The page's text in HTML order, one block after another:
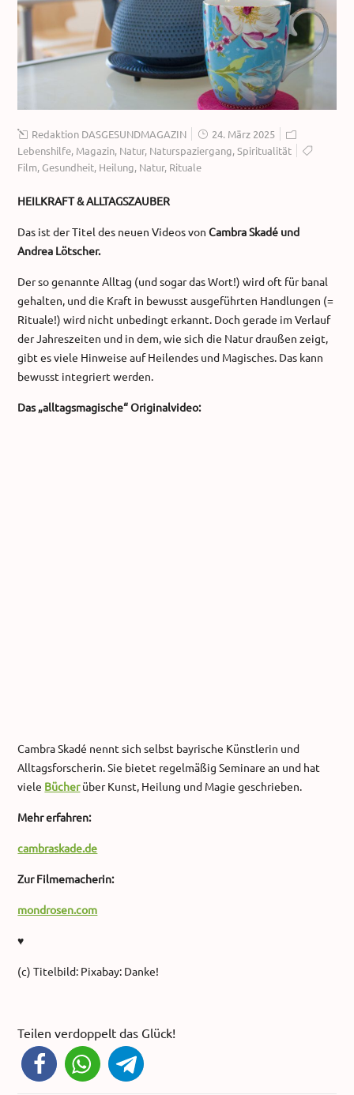
Redaktion DASGESUNDMAGAZIN
24. März 2025
Lebenshilfe, Magazin, Natur, Naturspaziergang,Spiritualität
Film,Gesundheit, Heilung, Natur, Rituale
HEILKRAFT & ALLTAGSZAUBER
Das ist der Titel des neuen Videos vonCambra Skadé und
Andrea Lötscher.
Der so genannte Alltag (und sogar das Wort!) wird oft für banal
gehalten, und die Kraft in bewusst ausgeführten Handlungen (=
Rituale!) wird nicht unbedingt erkannt. Doch gerade im Verlauf
der Jahreszeiten und in dem, wie sich die Natur draußen zeigt,
gibt es viele Hinweise auf Heilendes und Magisches. Das kann
bewusst integriert werden.
Das „alltagsmagische“ Originalvideo:
Cambra Skadé nennt sich selbst bayrische Künstlerin und
Alltagsforscherin. Sie bietet regelmäßig Seminare an und hat
viele Bücherüber Kunst, Heilung und Magie geschrieben.
Mehr erfahren:
cambraskade.de
Zur Filmemacherin:
mondrosen.com
♥
(c) Titelbild: Pixabay: Danke!
Teilen verdoppelt das Glück!